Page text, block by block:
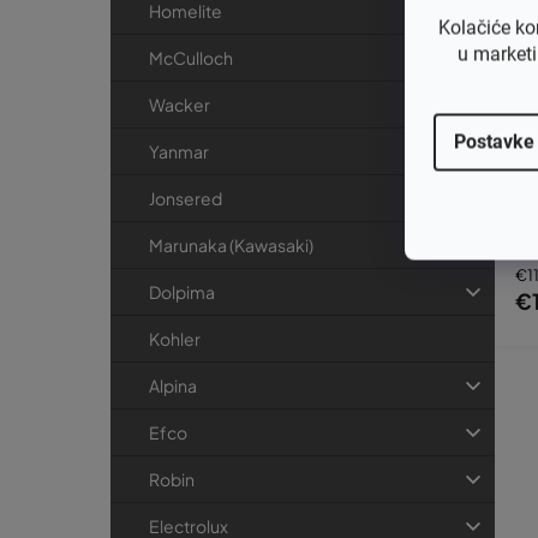
Kolačiće
u
Postavke
Homelite
McCulloch
Wacker
Yanmar
Jonsered
Marunaka (Kawasaki)
Dolpima
Kohler
Alpina
Efco
Robin
Electrolux